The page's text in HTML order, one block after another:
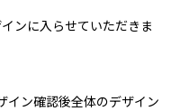
ンに入らせていただきま
イン確認後全体のデザイン